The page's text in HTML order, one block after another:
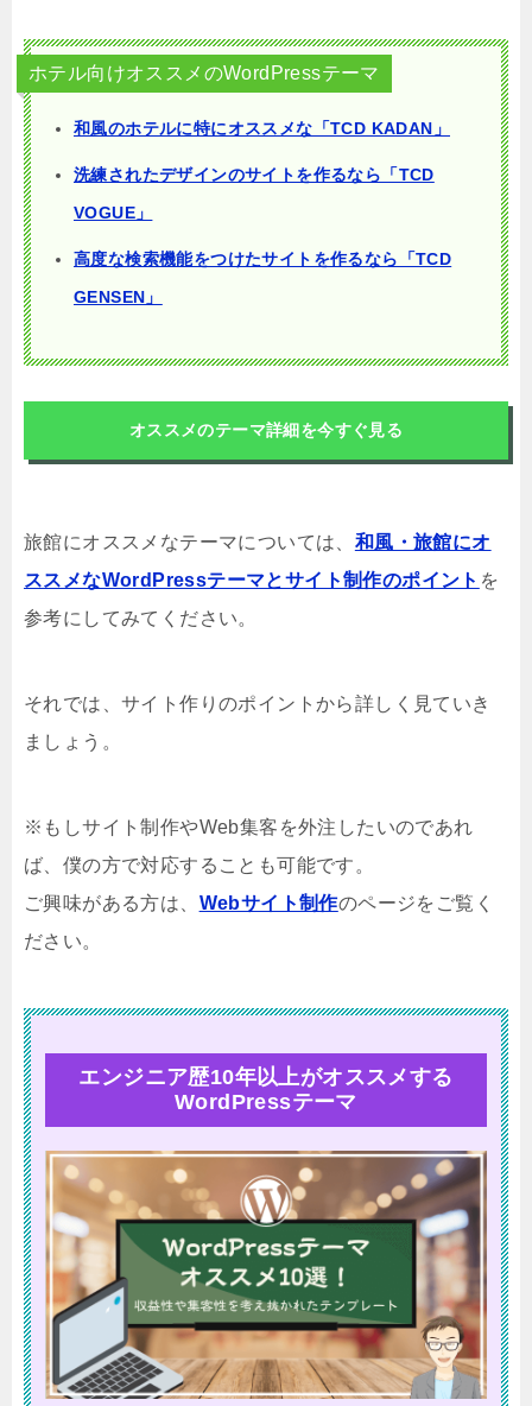
ホテル向けオススメのWordPressテーマ
和風のホテルに特にオススメな「TCD KADAN」
洗練されたデザインのサイトを作るなら「TCD
VOGUE」
高度な検索機能をつけたサイトを作るなら「TCD
GENSEN」
オススメのテーマ詳細を今すぐ見る
旅館にオススメなテーマについては、 和風・旅館にオ
ススメなWordPressテーマとサイト制作のポイント を
参考にしてみてください。
それでは、サイト作りのポイントから詳しく見ていき
ましょう。
※もしサイト制作やWeb集客を外注したいのであれ
ば、僕の方で対応することも可能です。
ご興味がある方は、 Webサイト制作のページをご覧く
ださい。
エンジニア歴10年以上がオススメする
WordPressテーマ